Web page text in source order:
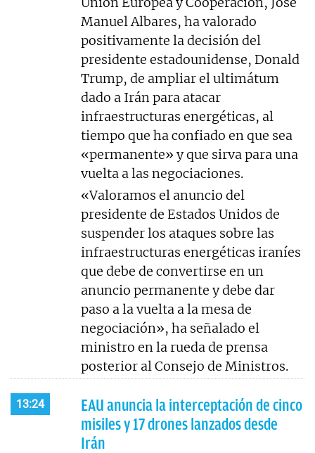
Manuel Albares, ha valorado
positivamente la decisión del
presidente estadounidense, Donald
Trump, de ampliar el ultimátum
dado a Irán para atacar
infraestructuras energéticas, al
tiempo que ha confiado en que sea
«permanente» y que sirva para una
vuelta a las negociaciones.
«Valoramos el anuncio del
presidente de Estados Unidos de
suspender los ataques sobre las
infraestructuras energéticas iraníes
que debe de convertirse en un
anuncio permanente y debe dar
paso a la vuelta a la mesa de
negociación», ha señalado el
ministro en la rueda de prensa
posterior al Consejo de Ministros.
13:24
EAU anuncia la interceptación de cinco
misiles y 17 drones lanzados desde
Irán